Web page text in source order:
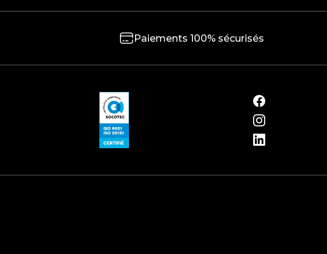
Paiements 100% sécurisés